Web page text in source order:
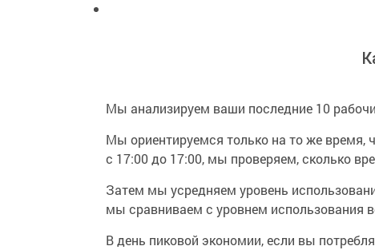
Мы анализируем ваши последние 10
Мы ориентируемся только на то же время,
с 17:00 до 17:00, мы проверяем, сколько
Затем мы усредняем уровень
мы сравниваем с уровнем использования
В день пиковой экономии, если вы